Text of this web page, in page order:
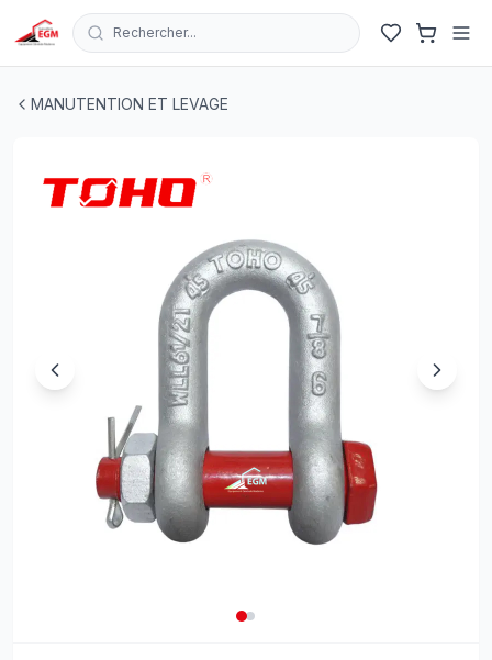
Rechercher...
MANUTENTION ET LEVAGE